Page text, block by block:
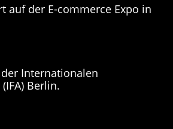
auf der E-commerce Expo in
Internationalen
Berlin.